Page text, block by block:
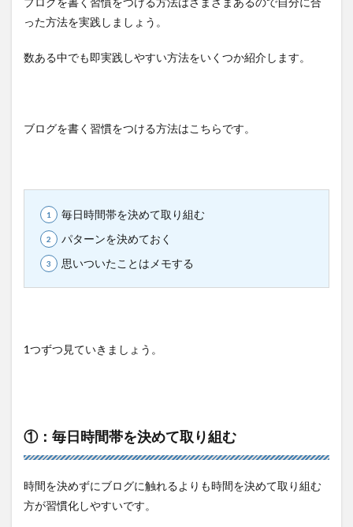
った方法を実践しましょう。
数ある中でも即実践しやすい方法をいくつか紹介します。
ブログを書く習慣をつける方法はこちらです。
毎日時間帯を決めて取り組む
パターンを決めておく
思いついたことはメモする
1つずつ見ていきましょう。
①：毎日時間帯を決めて取り組む
時間を決めずにブログに触れるよりも時間を決めて取り組む
方が習慣化しやすいです。